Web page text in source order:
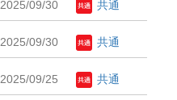
2025/09/30 共通
2025/09/30 共通
2025/09/25 共通